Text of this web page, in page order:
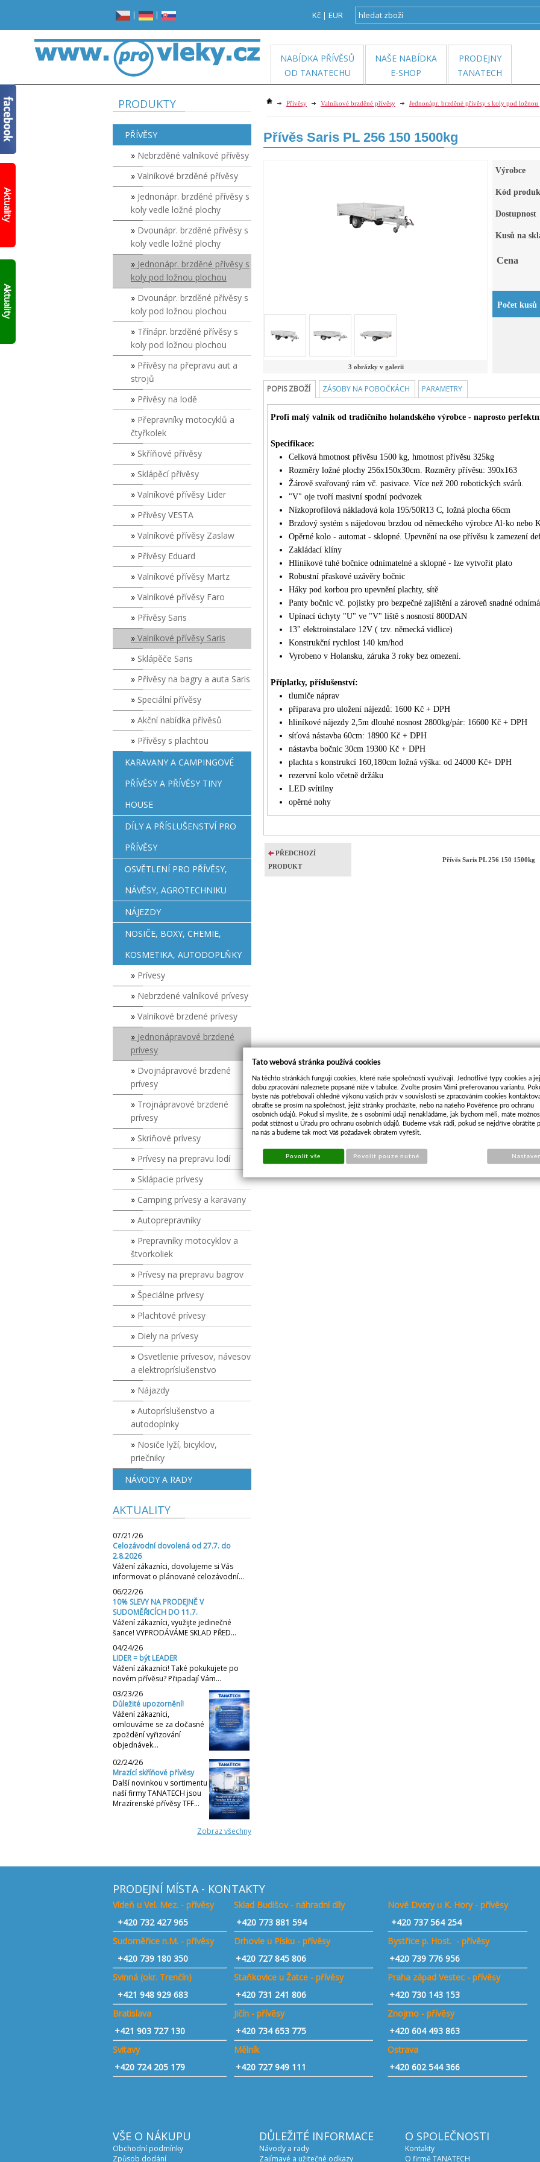
PRODUKTY
PŘÍVĚSY
Nebrzděné valníkové přívěsy
Valníkové brzděné přívěsy
Jednonápr. brzděné přívěsy s
koly vedle ložné plochy
Dvounápr. brzděné přívěsy s
koly vedle ložné plochy
Jednonápr. brzděné přívěsy s
koly pod ložnou plochou
Dvounápr. brzděné přívěsy s
koly pod ložnou plochou
Třínápr. brzděné přívěsy s
koly pod ložnou plochou
Přívěsy na přepravu aut a
strojů
Přívěsy na lodě
Přepravníky motocyklů a
čtyřkolek
Skříňové přívěsy
Sklápěcí přívěsy
Valníkové přívěsy Lider
Přívěsy VESTA
Valníkové přívěsy Zaslaw
Přívěsy Eduard
Valníkové přívěsy Martz
Valníkové přívěsy Faro
Přívěsy Saris
Valníkové přívěsy Saris
Sklápěče Saris
Přívěsy na bagry a auta Saris
Speciální přívěsy
Akční nabídka přívěsů
Přívěsy s plachtou
KARAVANY A CAMPINGOVÉ
PŘÍVĚSY A PŘÍVĚSY TINY
HOUSE
DÍLY A PŘÍSLUŠENSTVÍ PRO
PŘÍVĚSY
OSVĚTLENÍ PRO PŘÍVĚSY,
NÁVĚSY, AGROTECHNIKU
NÁJEZDY
NOSIČE, BOXY, CHEMIE,
KOSMETIKA, AUTODOPLŇKY
Prívesy
Nebrzdené valníkové prívesy
Valníkové brzdené prívesy
Jednonápravové brzdené
prívesy
Dvojnápravové brzdené
prívesy
Trojnápravové brzdené
prívesy
Skriňové prívesy
Prívesy na prepravu lodí
Sklápacie prívesy
Camping prívesy a karavany
Autoprepravníky
Prepravníky motocyklov a
štvorkoliek
Prívesy na prepravu bagrov
Špeciálne prívesy
Plachtové prívesy
Diely na prívesy
Osvetlenie prívesov, návesov
a elektropríslušenstvo
Nájazdy
Autopríslušenstvo a
autodoplnky
Nosiče lyží, bicyklov,
priečniky
NÁVODY A RADY
AKTUALITY
07/21/26
Celozávodní dovolená od 27.7. do
2.8.2026
Vážení zákazníci, dovolujeme si Vás
informovat o plánované celozávodní…
06/22/26
10% SLEVY NA PRODEJNĚ V
SUDOMĚŘICÍCH DO 11.7.
Vážení zákazníci, využijte jedinečné
šance! VYPRODÁVÁME SKLAD PŘED…
04/24/26
LIDER = být LEADER
Vážení zákazníci! Také pokukujete po
novém přívěsu? Připadají Vám…
03/23/26
Důležité upozornění!
Vážení zákazníci,
omlouváme se za dočasné
zpoždění vyřizování
objednávek…
02/24/26
Mrazící skříňové přívěsy
Další novinkou v sortimentu
naší firmy TANATECH jsou
Mrazírenské přívěsy TFF…
Zobraz všechny
Přívěsy Valníkové brzděné přívěsy Jednonápr. brzděné přívěsy s koly pod
Přívěs Saris PL 256 150 1500kg
3 obrázky v galerii
Výrobce
Kód
Dostupnost
Kusů na
Cena
Počet kusů
POPIS ZBOŽÍ ZÁSOBY NA POBOČKÁCH PARAMETRY
Profi malý valník od tradičního holandského výrobce - naprosto
Specifikace:
Celková hmotnost přívěsu 1500 kg, hmotnost přívěsu 325kg
Rozměry ložné plochy 256x150x30cm. Rozměry přívěsu: 390x163
Žárově svařovaný rám vč. pasivace. Více než 200 robotických svárů.
"V" oje tvoří masivní spodní podvozek
Nízkoprofilová nákladová kola 195/50R13 C, ložná plocha 66cm
Brzdový systém s nájedovou brzdou od německého výrobce Al-ko nebo
Opěrné kolo - automat - sklopné. Upevnění na ose přívěsu k zamezení
Zakládací klíny
Hliníkové tuhé bočnice odnímatelné a sklopné - lze vytvořit plato
Robustní přaskové uzávěry bočnic
Háky pod korbou pro upevnění plachty, sítě
Panty bočnic vč. pojistky pro bezpečné zajištění a zároveň snadné
Upínací úchyty "U" ve "V" liště s nosností 800DAN
13" elektroinstalace 12V ( tzv. německá vidlice)
Konstrukční rychlost 140 km/hod
Vyrobeno v Holansku, záruka 3 roky bez omezení.
Příplatky, příslušenství:
tlumiče náprav
příparava pro uložení nájezdů: 1600 Kč + DPH
hliníkové nájezdy 2,5m dlouhé nosnost 2800kg/pár: 16600 Kč + DPH
síťová nástavba 60cm: 18900 Kč + DPH
nástavba bočnic 30cm 19300 Kč + DPH
plachta s konstrukcí 160,180cm ložná výška: od 24000 Kč+ DPH
rezervní kolo včetně držáku
LED svítilny
opěrné nohy
PŘEDCHOZÍ
PRODUKT
Přívěs Saris PL 256 150 1500kg
Kč | EUR
| |
NABÍDKA PŘÍVĚSŮ
OD TANATECHU
NAŠE NABÍDKA
E-SHOP
PRODEJNY
TANATECH
místo
v
garáži?
Opravdu
Prohlédněte
francouzský
přívěs
Click
Up!
Aktuality
10%
SLEVY
NA
SKLADOVÉ
V
Aktuality
PRODEJNÍ MÍSTA - KONTAKTY
Vídeň u Vel. Mez. - přívěsy
+420 732 427 965
Sudoměřice n.M. - přívěsy
+420 739 180 350
Svinná (okr. Trenčín)
+421 948 929 683
Bratislava
+421 903 727 130
Svitavy
+420 724 205 179
Sklad Budišov - náhradní díly
+420 773 881 594
Nové Dvory u K. Hory - přívěsy
+420 737 564 254
Drhovle u Písku - přívěsy
+420 727 845 806
Bystřice p. Host. - přívěsy
+420 739 776 956
Staňkovice u Žatce - přívěsy
+420 731 241 806
Praha západ Vestec - přívěsy
+420 730 143 153
Jičín - přívěsy
+420 734 653 775
Znojmo - přívěsy
+420 604 493 863
Mělník
+420 727 949 111
Ostrava
+420 602 544 366
VŠE O NÁKUPU
Obchodní podmínky
Způsob dodání
DŮLEŽITÉ INFORMACE
Návody a rady
Zajímavé a užitečné odkazy
O SPOLEČNOSTI
Kontakty
O firmě TANATECH
Tato webová stránka používá cookies
Na těchto stránkách fungují cookies, které naše společnosti využívají. Jednotlivé typy cookies a
dobu zpracování naleznete popsané níže v tabulce. Zvolte prosím Vámi preferovanou variantu.
byste nás potřebovali ohledně výkonu vašich práv v souvislosti se zpracováním cookies
obraťte se prosím na společnost, jejíž stránky procházíte, nebo na našeho Pověřence pro ochranu
osobních údajů. Pokud si myslíte, že s osobními údaji nenakládáme, jak bychom měli, máte
podat stížnost u Úřadu pro ochranu osobních údajů. Budeme však rádi, pokud se nejdříve obrátíte
na nás a budeme tak moct Váš požadavek obratem vyřešit.
Povolit vše Povolit pouze nutné